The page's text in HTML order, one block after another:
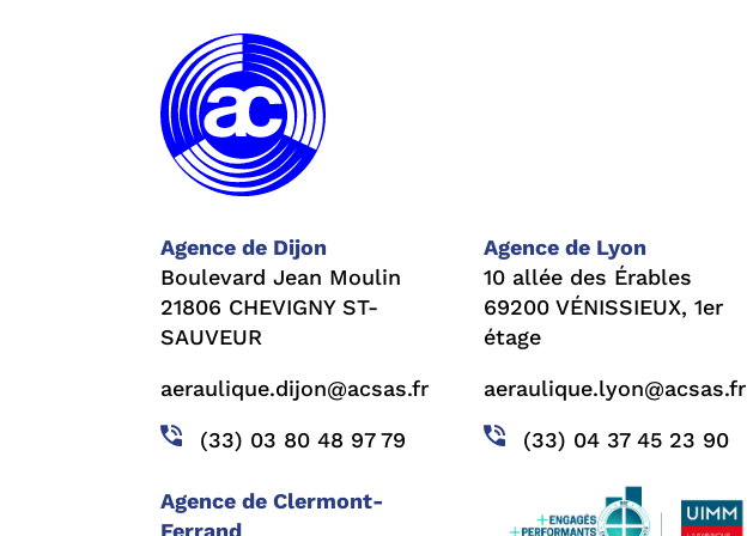
Agence de Dijon
Boulevard Jean Moulin
21806 CHEVIGNY ST-
SAUVEUR
aeraulique.dijon@acsas.fr
(33) 03 80 48 97 79
Agence de Clermont-
Ferrand
Agence de Lyon
10 allée des Érables
69200 VÉNISSIEUX, 1er
étage
aeraulique.lyon@acsas.fr
(33) 04 37 45 23 90